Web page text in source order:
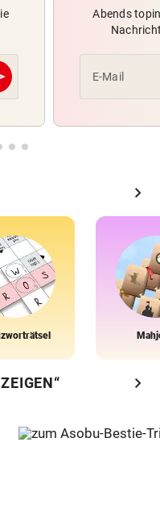
Abends
E-Mail
chevron_right
chevron_right